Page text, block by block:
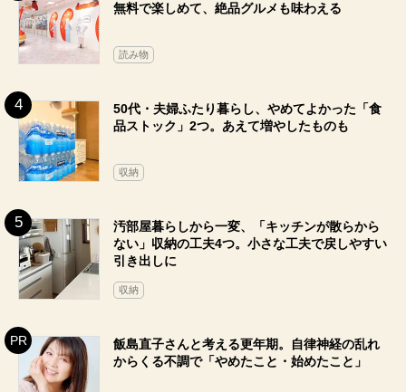
無料で楽しめて、絶品グルメも味わえる
読み物
50代・夫婦ふたり暮らし、やめてよかった「食
品ストック」2つ。あえて増やしたものも
収納
汚部屋暮らしから一変、「キッチンが散らから
ない」収納の工夫4つ。小さな工夫で戻しやすい
引き出しに
収納
飯島直子さんと考える更年期。自律神経の乱れ
からくる不調で「やめたこと・始めたこと」